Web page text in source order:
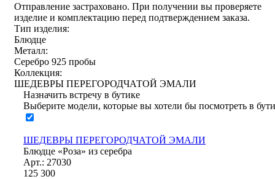
Отправление застраховано. При получении вы проверяете
изделие и комплектацию перед подтверждением заказа.
Тип изделия:
Блюдце
Металл:
Серебро 925 пробы
Коллекция:
ШЕДЕВРЫ ПЕРЕГОРОДЧАТОЙ ЭМАЛИ
Назначить встречу в бутике
Выберите модели, которые вы хотели бы посмотреть в
ШЕДЕВРЫ ПЕРЕГОРОДЧАТОЙ ЭМАЛИ
Блюдце «Роза» из серебра
Арт.: 27030
125 300